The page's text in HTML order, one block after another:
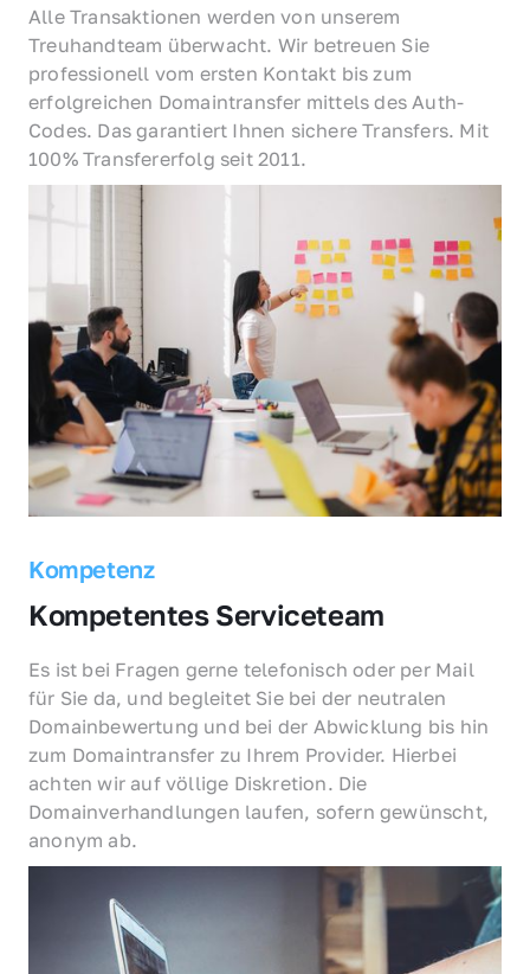
Alle Transaktionen werden von unserem
Treuhandteam überwacht. Wir betreuen Sie
professionell vom ersten Kontakt bis zum
erfolgreichen Domaintransfer mittels des Auth-
Codes. Das garantiert Ihnen sichere Transfers. Mit
100% Transfererfolg seit 2011.
Kompetenz
Kompetentes Serviceteam
Es ist bei Fragen gerne telefonisch oder per Mail
für Sie da, und begleitet Sie bei der neutralen
Domainbewertung und bei der Abwicklung bis hin
zum Domaintransfer zu Ihrem Provider. Hierbei
achten wir auf völlige Diskretion. Die
Domainverhandlungen laufen, sofern gewünscht,
anonym ab.